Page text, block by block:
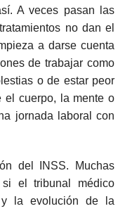
A veces pasan las
no dan el
a darse cuenta
de trabajar como
o de estar peor
el cuerpo, la mente o
jornada laboral con
del INSS. Muchas
si el tribunal médico
y la evolución de la